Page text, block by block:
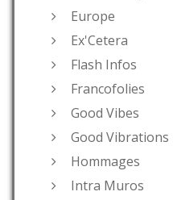
Europe
Ex'Cetera
Flash Infos
Francofolies
Good Vibes
Good Vibrations
Hommages
Intra Muros